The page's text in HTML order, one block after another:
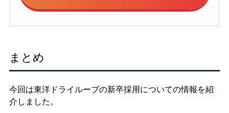
まとめ
今回は東洋ドライルーブの新卒採用についての情報を紹
介しました。